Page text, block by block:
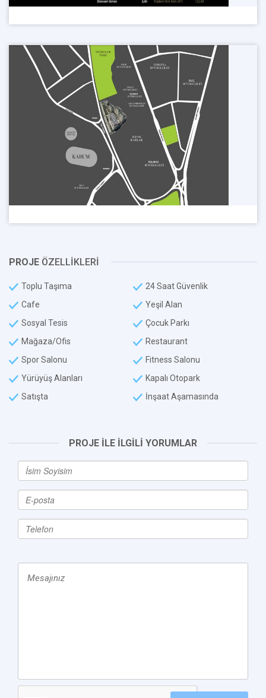
PROJE ÖZELLİKLERİ
Toplu Taşıma
24 Saat Güvenlik
Cafe
Yeşil Alan
Sosyal Tesis
Çocuk Parkı
Mağaza/Ofis
Restaurant
Spor Salonu
Fitness Salonu
Yürüyüş Alanları
Kapalı Otopark
Satışta
İnşaat Aşamasında
PROJE İLE İLGİLİ YORUMLAR